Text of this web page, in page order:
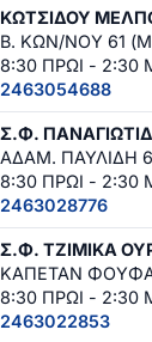
ΚΩΤΣΙΔΟΥ
Β. ΚΩΝ/ΝΟΥ 61
8:30 ΠΡΩΙ - 2:30
2463054688
Σ.Φ.
ΑΔΑΜ. ΠΑΥΛΙΔΗ 6
8:30 ΠΡΩΙ - 2:30
2463028776
Σ.Φ. ΤΖΙΜΙΚΑ
ΚΑΠΕΤΑΝ ΦΟΥΦΑ
8:30 ΠΡΩΙ - 2:30
2463022853